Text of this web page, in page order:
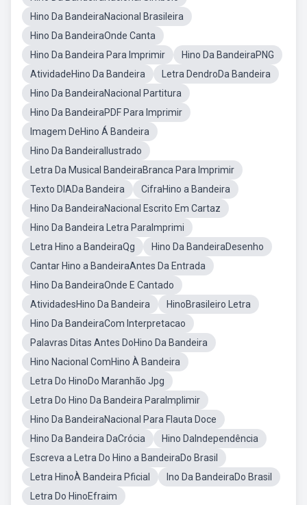
Hino Da BandeiraNacional Brasileira
Hino Da BandeiraOnde Canta
Hino Da Bandeira Para Imprimir
Hino Da BandeiraPNG
AtividadeHino Da Bandeira
Letra DendroDa Bandeira
Hino Da BandeiraNacional Partitura
Hino Da BandeiraPDF Para Imprimir
Imagem DeHino Á Bandeira
Hino Da BandeiraIlustrado
Letra Da Musical BandeiraBranca Para Imprimir
Texto DIADa Bandeira
CifraHino a Bandeira
Hino Da BandeiraNacional Escrito Em Cartaz
Hino Da Bandeira Letra ParaImprimi
Letra Hino a BandeiraQg
Hino Da BandeiraDesenho
Cantar Hino a BandeiraAntes Da Entrada
Hino Da BandeiraOnde E Cantado
AtividadesHino Da Bandeira
HinoBrasileiro Letra
Hino Da BandeiraCom Interpretacao
Palavras Ditas Antes DoHino Da Bandeira
Hino Nacional ComHino À Bandeira
Letra Do HinoDo Maranhão Jpg
Letra Do Hino Da Bandeira ParaImplimir
Hino Da BandeiraNacional Para Flauta Doce
Hino Da Bandeira DaCrócia
Hino DaIndependência
Escreva a Letra Do Hino a BandeiraDo Brasil
Letra HinoÀ Bandeira Pficial
Ino Da BandeiraDo Brasil
Letra Do HinoEfraim